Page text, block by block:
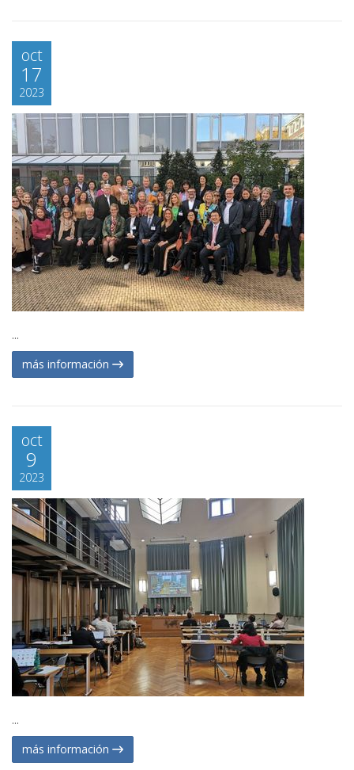
oct
17
2023
...
más información
oct
9
2023
...
más información